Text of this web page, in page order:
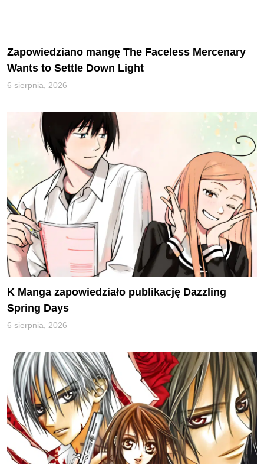
Zapowiedziano mangę The Faceless Mercenary
Wants to Settle Down Light
6 sierpnia, 2026
K Manga zapowiedziało publikację Dazzling
Spring Days
6 sierpnia, 2026